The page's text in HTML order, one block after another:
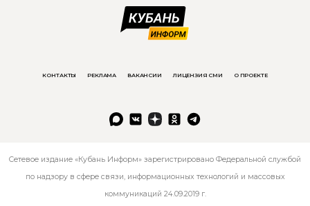
КОНТАКТЫ РЕКЛАМА ВАКАНСИИ ЛИЦЕНЗИЯ СМИ О ПРОЕКТЕ
Сетевое издание «Кубань Информ» зарегистрировано Федеральной службой
по надзору в сфере связи, информационных технологий и массовых
коммуникаций 24.09.2019 г.